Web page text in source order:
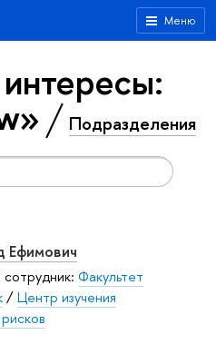
Меню
Подразделения
Ефимович
сотрудник: Факультет
/Центр изучения